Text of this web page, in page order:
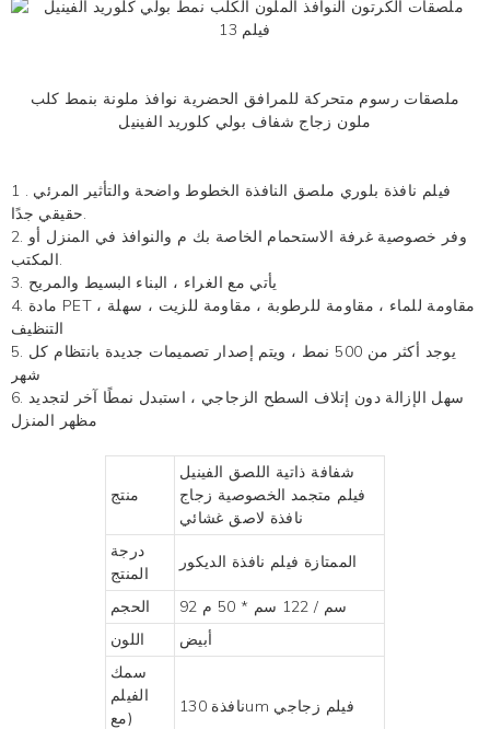
ملصقات رسوم متحركة للمرافق الحضرية نوافذ ملونة بنمط كلب
ملون زجاج شفاف بولي كلوريد الفينيل
1 . فيلم نافذة بلوري ملصق النافذة الخطوط واضحة والتأثير المرئي
حقيقي جدًا.
2. وفر خصوصية غرفة الاستحمام الخاصة بك م والنوافذ في المنزل أو
المكتب.
3. يأتي مع الغراء ، البناء البسيط والمريح
4. مادة PET ، مقاومة للماء ، مقاومة للرطوبة ، مقاومة للزيت ، سهلة
التنظيف
5. يوجد أكثر من 500 نمط ، ويتم إصدار تصميمات جديدة بانتظام كل
شهر
6. سهل الإزالة دون إتلاف السطح الزجاجي ، استبدل نمطًا آخر لتجديد
مظهر المنزل
منتج
شفافة ذاتية اللصق الفينيل
فيلم متجمد الخصوصية زجاج
نافذة لاصق غشائي
درجة
المنتج
الممتازة فيلم نافذة الديكور
الحجم
92 سم / 122 سم * 50 م
اللون
أبيض
سمك
الفيلم
(مع
نافذة 130um فيلم زجاجي